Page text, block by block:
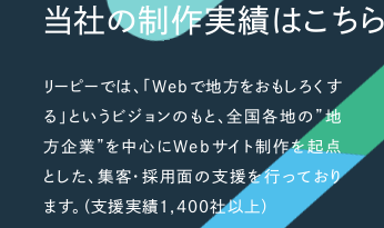
当社の制作実績はこちら
リーピーでは、「Webで地方をおもしろくす
る」というビジョンのもと、全国各地の”地
方企業”を中心にWebサイト制作を起点
とした、集客・採用面の支援を行っており
ます。（支援実績1,400社以上）